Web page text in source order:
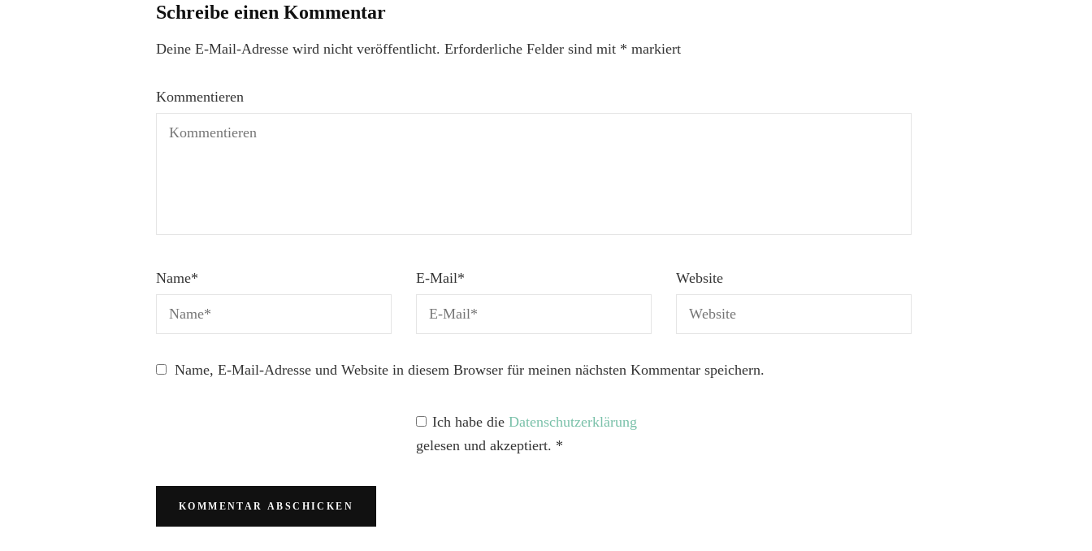
Schreibe einen Kommentar
Deine E-Mail-Adresse wird nicht veröffentlicht. Erforderliche Felder sind mit * markiert
Kommentieren
Name* E-Mail* Website
Name, E-Mail-Adresse und Website in diesem Browser für meinen nächsten Kommentar speichern.
Ich habe die Datenschutzerklärung
gelesen und akzeptiert. *